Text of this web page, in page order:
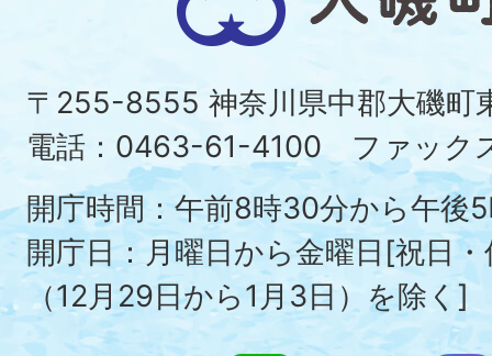
磯
町
〒255-8555 神奈川県中郡大磯
電話：0463-61-4100 ファック
開庁時間：午前8時30分から午後
開庁日：月曜日から金曜日[祝日
（12月29日から1月3日）を除く]